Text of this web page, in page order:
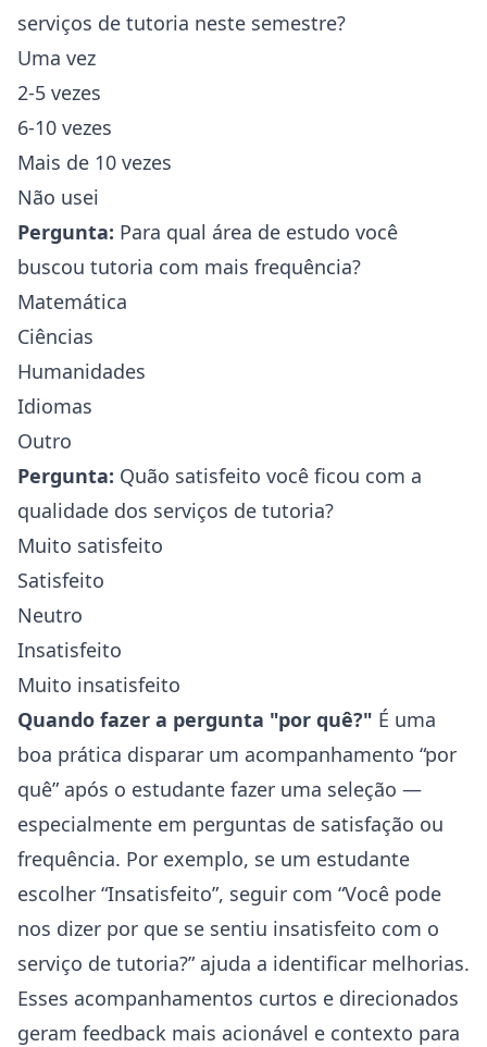
serviços de tutoria neste semestre?
Uma vez
2-5 vezes
6-10 vezes
Mais de 10 vezes
Não usei
Pergunta: Para qual área de estudo você
buscou tutoria com mais frequência?
Matemática
Ciências
Humanidades
Idiomas
Outro
Pergunta: Quão satisfeito você ficou com a
qualidade dos serviços de tutoria?
Muito satisfeito
Satisfeito
Neutro
Insatisfeito
Muito insatisfeito
Quando fazer a pergunta "por quê?" É uma
boa prática disparar um acompanhamento “por
quê” após o estudante fazer uma seleção —
especialmente em perguntas de satisfação ou
frequência. Por exemplo, se um estudante
escolher “Insatisfeito”, seguir com “Você pode
nos dizer por que se sentiu insatisfeito com o
serviço de tutoria?” ajuda a identificar melhorias.
Esses acompanhamentos curtos e direcionados
geram feedback mais acionável e contexto para